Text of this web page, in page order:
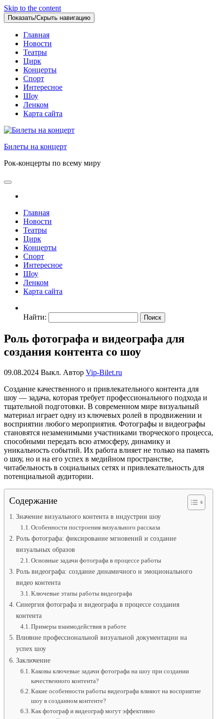
Skip to the content
Показать/Скрыть навигацию
Главная
Новости
Театры
Цирк
Концерты
Спорт
Интересное
Шоу
Ленком
Карта сайта
Билеты на концерт
Рок-концерты по всему миру
Главная
Новости
Театры
Цирк
Концерты
Спорт
Интересное
Шоу
Ленком
Карта сайта
Найти:
Роль фотографа и видеографа для
создания контента со шоу
09.08.2024 Выкл. Автор Vip-Bilet.ru
Создание качественного и привлекательного контента для
шоу — задача, которая требует профессионального подхода и
тщательной подготовки. В современном мире визуальный
материал играет одну из ключевых ролей в продвижении и
восприятии любого мероприятия. Фотографы и видеографы
становятся незаменимыми участниками творческого процесса,
способными передать всю атмосферу, динамику и
уникальность событий. Их работа влияет не только на память
о шоу, но и на его успех в медийном пространстве,
читабельность в социальных сетях и привлекательность для
потенциальной аудитории.
Содержание
Значение визуального контента в индустрии шоу
Особенности построения визуального рассказа
Роль фотографа: фиксирование мгновений и создание
визуальных образов
Основные задачи фотографа в процессе работы
Роль видеографа: создание динамичного и эмоционального
видео контента
Ключевые этапы работы видеографа
Синергия фотографа и видеографа в процессе создания
контента
Примеры взаимодействия в работе
Влияние профессиональной визуальной документации на
успех шоу
Заключение
Каковы ключевые задачи фотографа на шоу при создании
качественного контента?
Какие особенности работы видеографа влияют на восприятие
шоу в созданном контенте?
Как фотограф и видеограф могут эффективно